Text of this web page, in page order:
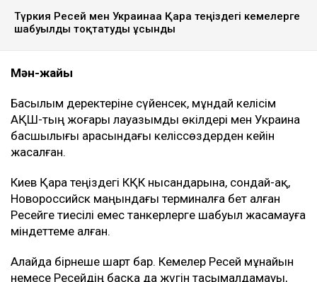
Түркия Ресей мен Украинаға Қара теңіздегі кемелерге
шабуылды тоқтатуды ұсынды
Мән-жайы
Басылым деректеріне сүйенсек, мұндай келісім
АҚШ-тың жоғары лауазымды өкілдері мен Украина
басшылығы арасындағы келіссөздерден кейін
жасалған.
Киев Қара теңіздегі КҚК нысандарына, сондай-ақ,
Новороссийск маңындағы терминалға бет алған
Ресейге тиесілі емес танкерлерге шабуыл жасамауға
міндеттеме алған.
Алайда бірнеше шарт бар. Кемелер Ресей мұнайын
немесе Ресейдің басқа да жүгін тасымалдамауы,